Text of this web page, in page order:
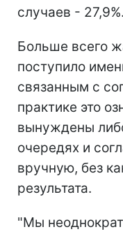
случаев - 27,9%.
Больше всего
поступило
связанным с
практике это
вынуждены
очередях и
вручную, без
результата.
"Мы